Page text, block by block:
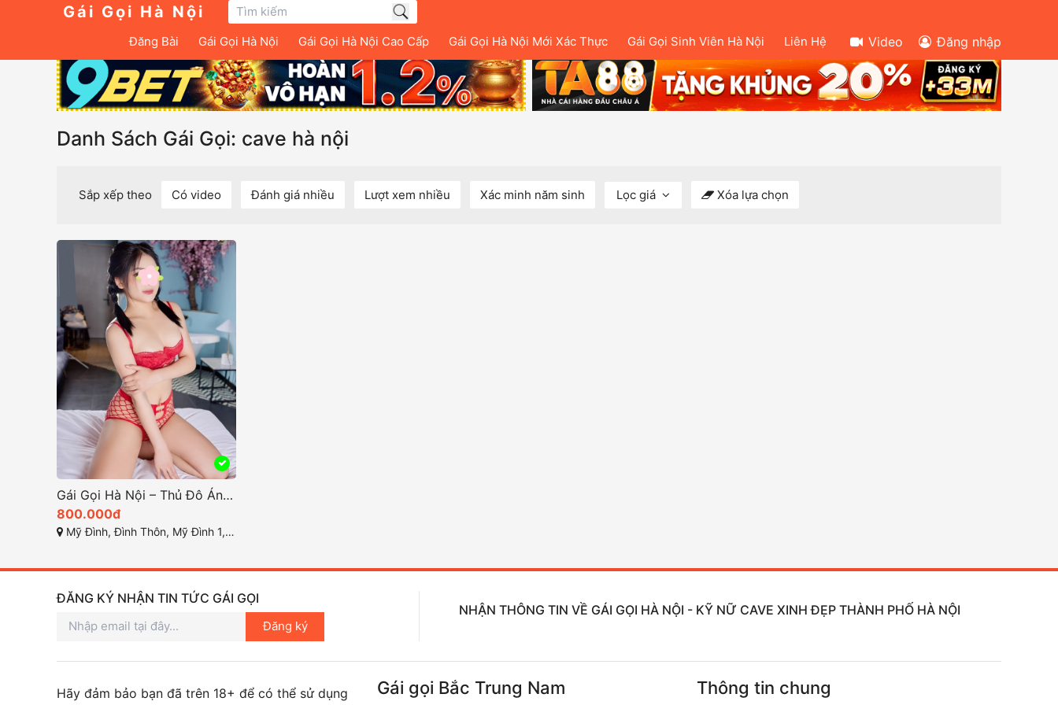
Gái Gọi Hà Nội
Đăng Bài Gái Gọi Hà Nội Gái Gọi Hà Nội Cao Cấp Gái Gọi Hà Nội Mới Xác Thực Gái Gọi Sinh Viên Hà Nội Liên Hệ Video Đăng nhập
Danh Sách Gái Gọi: cave hà nội
Sắp xếp theo Có video Đánh giá nhiều Lượt xem nhiều Xác minh năm sinh Lọc giá Xóa lựa chọn
Gái Gọi Hà Nội – Thủ Đô Ánh Sáng Dịch Vụ Giải Trí Cao Cấp
800.000đ
Mỹ Đình, Đình Thôn, Mỹ Đình 1, Từ Liêm, TP Hà Nội
ĐĂNG KÝ NHẬN TIN TỨC GÁI GỌI
Đăng ký
NHẬN THÔNG TIN VỀ GÁI GỌI HÀ NỘI - KỸ NỮ CAVE XINH ĐẸP THÀNH PHỐ HÀ NỘI
Hãy đảm bảo bạn đã trên 18+ để có thể sử dụng
Gái gọi Bắc Trung Nam Thông tin chung